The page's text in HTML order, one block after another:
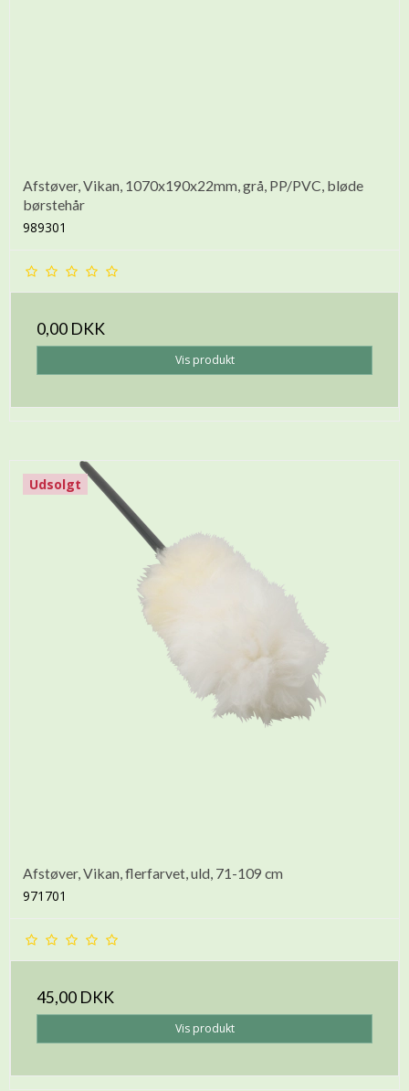
Afstøver, Vikan, 1070x190x22mm, grå, PP/PVC, bløde
børstehår
989301
0,00 DKK
Vis produkt
Udsolgt
Afstøver, Vikan, flerfarvet, uld, 71-109 cm
971701
45,00 DKK
Vis produkt